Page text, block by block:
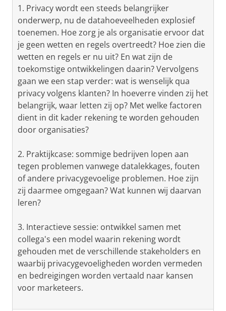
1. Privacy wordt een steeds belangrijker
onderwerp, nu de datahoeveelheden explosief
toenemen. Hoe zorg je als organisatie ervoor dat
je geen wetten en regels overtreedt? Hoe zien die
wetten en regels er nu uit? En wat zijn de
toekomstige ontwikkelingen daarin? Vervolgens
gaan we een stap verder: wat is wenselijk qua
privacy volgens klanten? In hoeverre vinden zij het
belangrijk, waar letten zij op? Met welke factoren
dient in dit kader rekening te worden gehouden
door organisaties?
2. Praktijkcase: sommige bedrijven lopen aan
tegen problemen vanwege datalekkages, fouten
of andere privacygevoelige problemen. Hoe zijn
zij daarmee omgegaan? Wat kunnen wij daarvan
leren?
3. Interactieve sessie: ontwikkel samen met
collega's een model waarin rekening wordt
gehouden met de verschillende stakeholders en
waarbij privacygevoeligheden worden vermeden
en bedreigingen worden vertaald naar kansen
voor marketeers.